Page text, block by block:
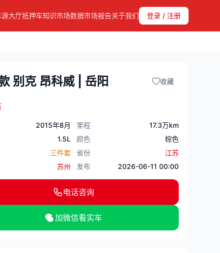
源大厅抵押车知识市场数据市场报告关于我们 登录 / 注册
别克 昂科威 | 岳阳 收藏
2015年8月 里程
17.3万km
1.5L
颜色
棕色
三件套
省份
江苏
苏州
发布 2026-06-11 00:00
电话咨询
加微信看实车